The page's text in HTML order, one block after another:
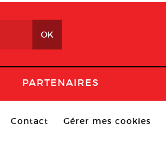
PARTENAIRES
Contact Gérer mes cookies